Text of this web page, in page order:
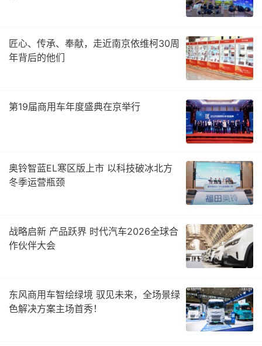
匠心、传承、奉献，走近南京依维柯30周
年背后的他们
第19届商用车年度盛典在京举行
奥铃智蓝EL寒区版上市 以科技破冰北方
冬季运营瓶颈
战略启新 产品跃界 时代汽车2026全球合
作伙伴大会
东风商用车智绘绿境 驭见未来，全场景绿
色解决方案主场首秀！